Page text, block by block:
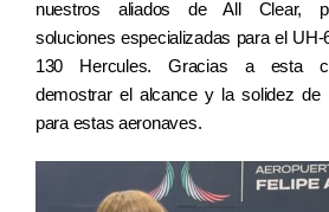
nuestros aliados de All Clear,
soluciones especializadas para el
130 Hercules. Gracias a esta
demostrar el alcance y la solidez de
para estas aeronaves.